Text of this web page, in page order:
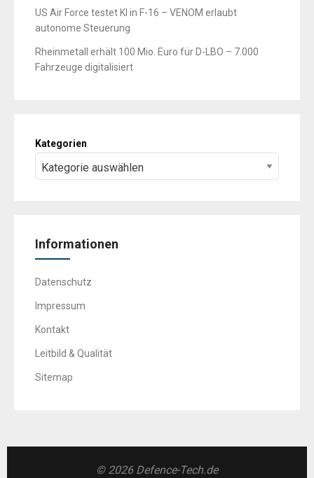
US Air Force testet KI in F-16 – VENOM erlaubt
autonome Steuerung
Rheinmetall erhält 100 Mio. Euro für D-LBO – 7.000
Fahrzeuge digitalisiert
Kategorien
Informationen
Datenschutz
Impressum
Kontakt
Leitbild & Qualität
Sitemap
© 2026 Defence-Tech.de